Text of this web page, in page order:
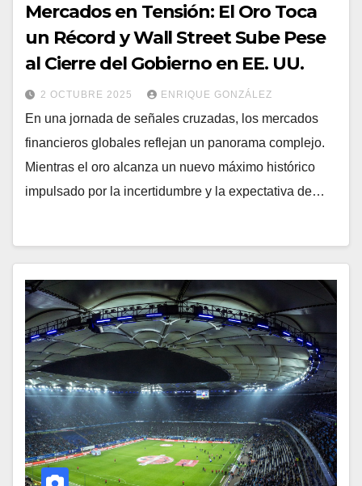
Mercados en Tensión: El Oro Toca
un Récord y Wall Street Sube Pese
al Cierre del Gobierno en EE. UU.
2 OCTUBRE 2025 ENRIQUE GONZÁLEZ
En una jornada de señales cruzadas, los mercados
financieros globales reflejan un panorama complejo.
Mientras el oro alcanza un nuevo máximo histórico
impulsado por la incertidumbre y la expectativa de…